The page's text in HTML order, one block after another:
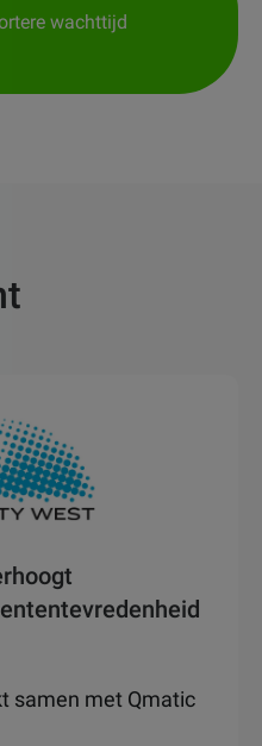
wachttijd
samen met Qmatic